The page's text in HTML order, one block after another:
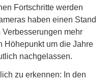
Fortschritte werden
haben einen Stand
mehr
Höhepunkt um die Jahre
nachgelassen.
zu erkennen: In den